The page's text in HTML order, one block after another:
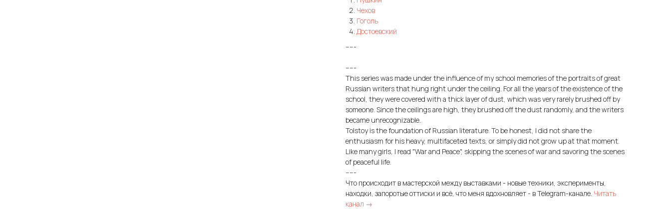
Чехов
Гоголь
Достоевский
-----
-----
This series was made under the influence of my school memories of the portraits of great
Russian writers that hung right under the ceiling. For all the years of the existence of the
school, they were covered with a thick layer of dust, which was very rarely brushed off by
someone. Since the ceilings are high, they brushed off the dust randomly, and the writers
became unrecognizable.
Tolstoy is the foundation of Russian literature. To be honest, I did not share the
enthusiasm for his heavy, multifaceted texts, or simply did not grow up at that moment.
Like many girls, I read "War and Peace", skipping the scenes of war and savoring the scenes
of peaceful life.
-----
Что происходит в мастерской между выставками - новые техники, эксперименты,
находки, запоротые оттиски и всё, что меня вдохновляет - в Telegram-канале. Читать
канал →